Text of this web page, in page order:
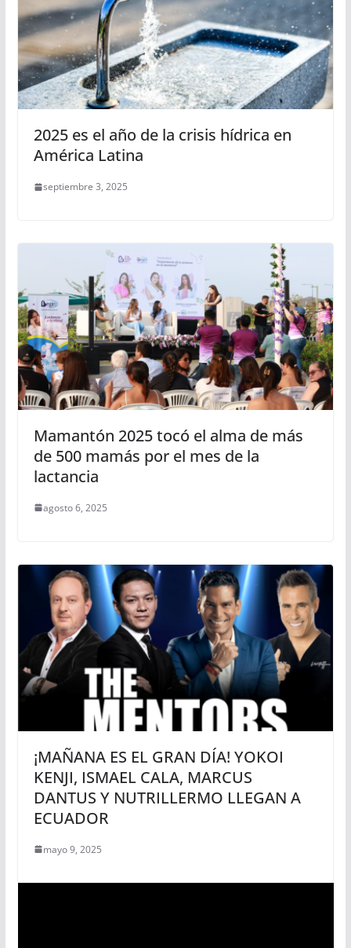
2025 es el año de la crisis hídrica en
América Latina
septiembre 3, 2025
Mamantón 2025 tocó el alma de más
de 500 mamás por el mes de la
lactancia
agosto 6, 2025
¡MAÑANA ES EL GRAN DÍA! YOKOI
KENJI, ISMAEL CALA, MARCUS
DANTUS Y NUTRILLERMO LLEGAN A
ECUADOR
mayo 9, 2025